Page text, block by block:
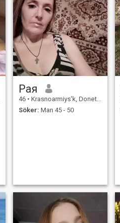
Рая
46 • Krasnoarmiys'k, Donets'k, Ukraina
Söker: Man 45 - 50